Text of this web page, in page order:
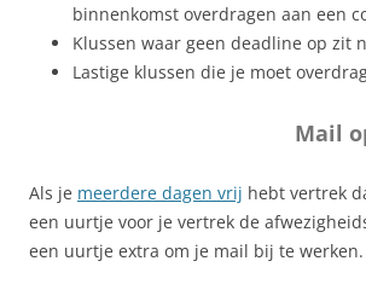
binnenkomst overdragen aan een
Klussen waar geen deadline op zit
Lastige klussen die je moet
Mail
Als je meerdere dagen vrij hebt vertrek
een uurtje voor je vertrek de
een uurtje extra om je mail bij te werken.